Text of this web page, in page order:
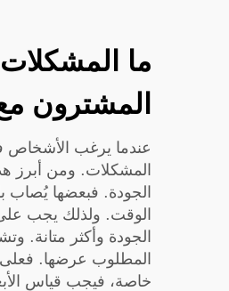
ما المشكلات
المشترون
عندما يرغب الأشخاص
المشكلات. ومن أبرز
الجودة. فبعضها يُصاب
الوقت. ولذلك يجب على
الجودة وأكثر متانة.
المطلوب عرضها. فعلى
خاصة، فيجب قياس